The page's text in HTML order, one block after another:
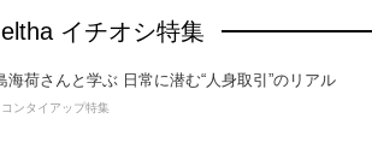
eltha イチオシ特集
海荷さんと学ぶ 日常に潜む“人身取引”のリアル
コンタイアップ特集